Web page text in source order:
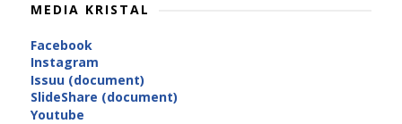
MEDIA KRISTAL
Facebook
Instagram
Issuu (document)
SlideShare (document)
Youtube